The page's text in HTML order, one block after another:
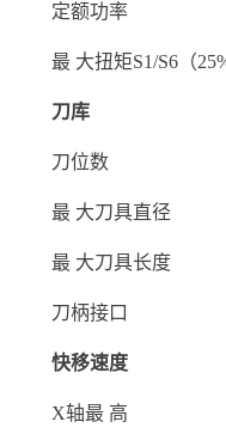
定额功率
最 大扭矩S1/S6
刀库
刀位数
最 大刀具
最 大刀具
刀柄接口
快移速度
X轴最 高